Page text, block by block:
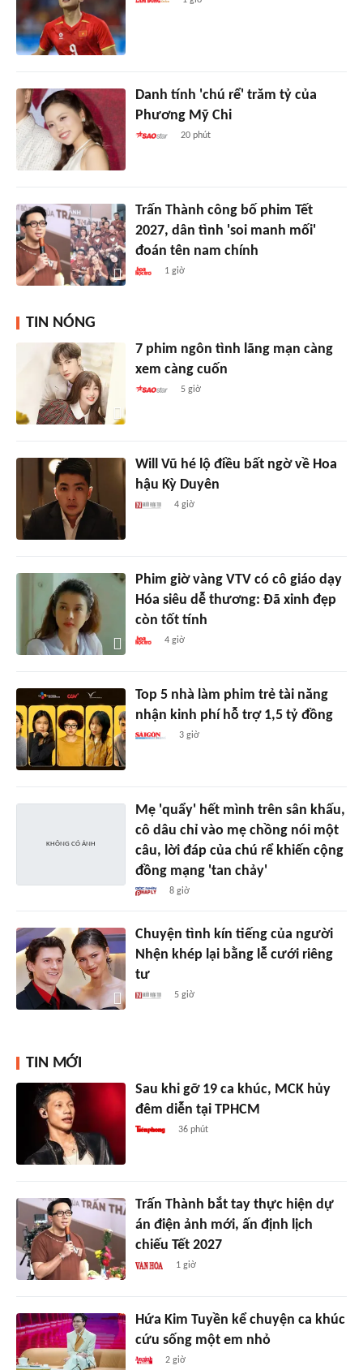
Danh tính 'chú rể' trăm tỷ của
Phương Mỹ Chi
20 phút
Trấn Thành công bố phim Tết
2027, dân tình 'soi manh mối'
đoán tên nam chính
1 giờ
TIN NÓNG
7 phim ngôn tình lãng mạn càng
xem càng cuốn
5 giờ
Will Vũ hé lộ điều bất ngờ về Hoa
hậu Kỳ Duyên
4 giờ
Phim giờ vàng VTV có cô giáo dạy
Hóa siêu dễ thương: Đã xinh đẹp
còn tốt tính
4 giờ
Top 5 nhà làm phim trẻ tài năng
nhận kinh phí hỗ trợ 1,5 tỷ đồng
3 giờ
Mẹ 'quẩy' hết mình trên sân khấu,
cô dâu chỉ vào mẹ chồng nói một
câu, lời đáp của chú rể khiến cộng
đồng mạng 'tan chảy'
8 giờ
Chuyện tình kín tiếng của người
Nhện khép lại bằng lễ cưới riêng
tư
5 giờ
TIN MỚI
Sau khi gỡ 19 ca khúc, MCK hủy
đêm diễn tại TPHCM
36 phút
Trấn Thành bắt tay thực hiện dự
án điện ảnh mới, ấn định lịch
chiếu Tết 2027
1 giờ
Hứa Kim Tuyền kể chuyện ca khúc
cứu sống một em nhỏ
2 giờ